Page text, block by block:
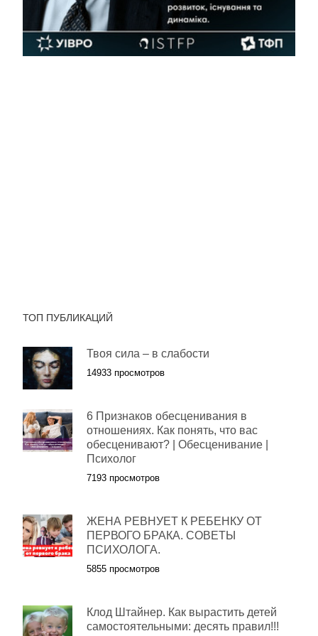
ТОП ПУБЛИКАЦИЙ
Твоя сила – в слабости
14933 просмотров
6 Признаков обесценивания в
отношениях. Как понять, что вас
обесценивают? | Обесценивание |
Психолог
7193 просмотров
ЖЕНА РЕВНУЕТ К РЕБЕНКУ ОТ
ПЕРВОГО БРАКА. СОВЕТЫ
ПСИХОЛОГА.
5855 просмотров
Клод Штайнер. Как вырастить детей
самостоятельными: десять правил!!!